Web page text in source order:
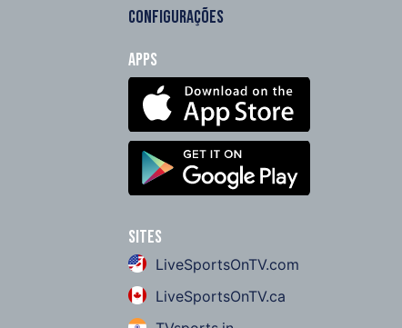
CONFIGURAÇÕES
Apps
Sites
LiveSportsOnTV.com
LiveSportsOnTV.ca